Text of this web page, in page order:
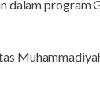
dalam program